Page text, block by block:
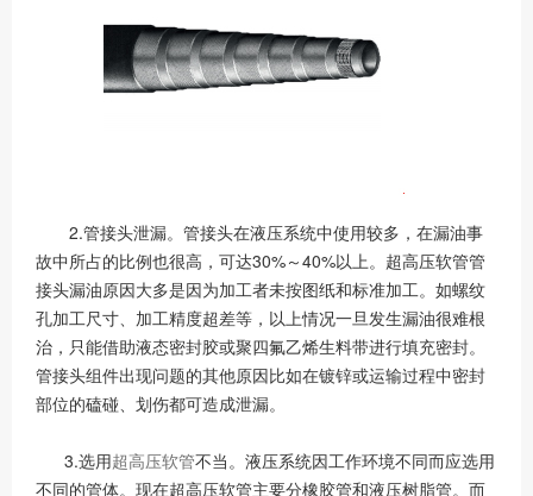
2.管接头泄漏。管接头在液压系统中使用较多，在漏油事
故中所占的比例也很高，可达30%～40%以上。超高压软管管
接头漏油原因大多是因为加工者未按图纸和标准加工。如螺纹
孔加工尺寸、加工精度超差等，以上情况一旦发生漏油很难根
治，只能借助液态密封胶或聚四氟乙烯生料带进行填充密封。
管接头组件出现问题的其他原因比如在镀锌或运输过程中密封
部位的磕碰、划伤都可造成泄漏。
3.选用超高压软管不当。液压系统因工作环境不同而应选用
不同的管体。现在超高压软管主要分橡胶管和液压树脂管。而